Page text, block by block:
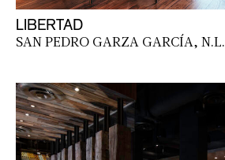
LIBERTAD
SAN PEDRO GARZA GARCÍA, N.L.